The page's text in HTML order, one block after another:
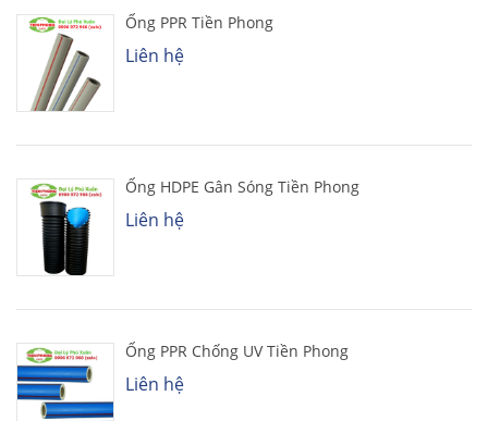
Ống PPR Tiền Phong
Liên hệ
Ống HDPE Gân Sóng Tiền Phong
Liên hệ
Ống PPR Chống UV Tiền Phong
Liên hệ